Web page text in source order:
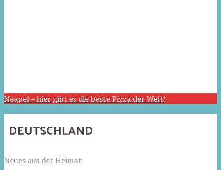
Neapel – hier gibt es die beste Pizza der Welt!
DEUTSCHLAND
Neues aus der Heimat